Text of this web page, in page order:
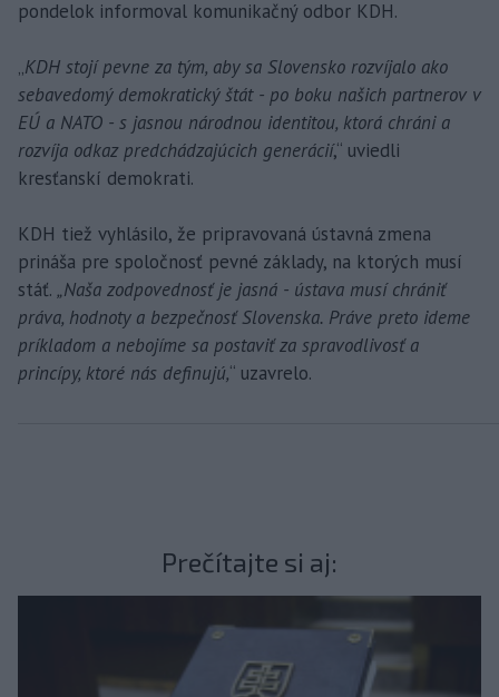
pondelok informoval komunikačný odbor KDH.
„KDH stojí pevne za tým, aby sa Slovensko rozvíjalo ako
sebavedomý demokratický štát - po boku našich partnerov v
EÚ a NATO - s jasnou národnou identitou, ktorá chráni a
rozvíja odkaz predchádzajúcich generácií,“ uviedli
kresťanskí demokrati.
KDH tiež vyhlásilo, že pripravovaná ústavná zmena
prináša pre spoločnosť pevné základy, na ktorých musí
stáť. „Naša zodpovednosť je jasná - ústava musí chrániť
práva, hodnoty a bezpečnosť Slovenska. Práve preto ideme
príkladom a nebojíme sa postaviť za spravodlivosť a
princípy, ktoré nás definujú,“ uzavrelo.
Prečítajte si aj: